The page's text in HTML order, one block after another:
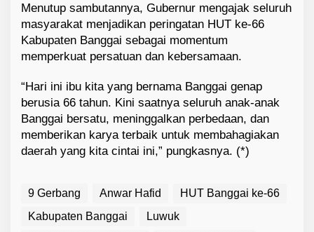
Menutup sambutannya, Gubernur mengajak seluruh
masyarakat menjadikan peringatan HUT ke-66
Kabupaten Banggai sebagai momentum
memperkuat persatuan dan kebersamaan.
“Hari ini ibu kita yang bernama Banggai genap
berusia 66 tahun. Kini saatnya seluruh anak-anak
Banggai bersatu, meninggalkan perbedaan, dan
memberikan karya terbaik untuk membahagiakan
daerah yang kita cintai ini,” pungkasnya. (*)
9 Gerbang Anwar Hafid
HUT Banggai ke-66
Kabupaten Banggai
Luwuk